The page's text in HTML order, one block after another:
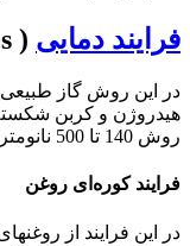
فرایند دمایی ( Internal black proces )
هیدروژن و کربن
روش 140 تا 500 نانومتر است.
فرایند کوره‌ای روغن
در این فرایند از